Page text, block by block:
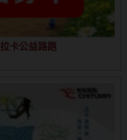
卡公益路跑